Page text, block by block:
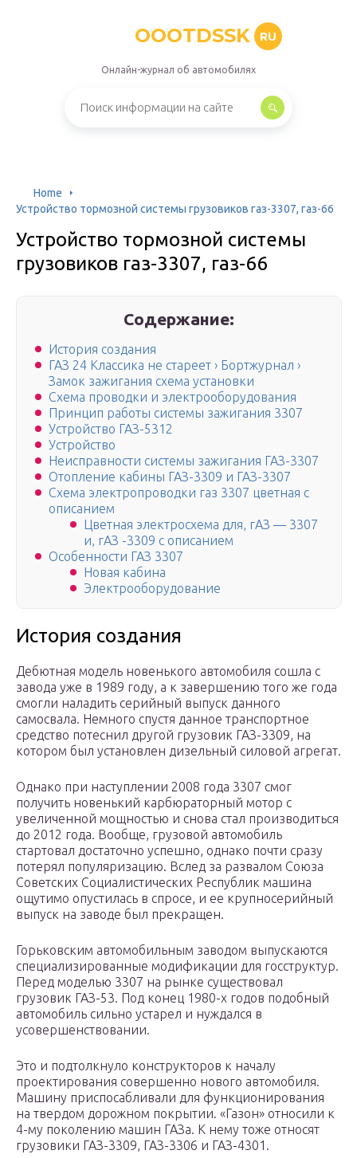
OOOTDSSK RU
Онлайн-журнал об автомобилях
Home
Устройство тормозной системы грузовиков газ-3307, газ-66
Устройство тормозной системы
грузовиков газ-3307, газ-66
Содержание:
История создания
ГАЗ 24 Классика не стареет › Бортжурнал ›
Замок зажигания схема установки
Схема проводки и электрооборудования
Принцип работы системы зажигания 3307
Устройство ГАЗ-5312
Устройство
Неисправности системы зажигания ГАЗ-3307
Отопление кабины ГАЗ-3309 и ГАЗ-3307
Схема электропроводки газ 3307 цветная с
описанием
Цветная электросхема для, гАЗ — 3307
и, гАЗ -3309 с описанием
Особенности ГАЗ 3307
Новая кабина
Электрооборудование
История создания
Дебютная модель новенького автомобиля сошла с
завода уже в 1989 году, а к завершению того же года
смогли наладить серийный выпуск данного
самосвала. Немного спустя данное транспортное
средство потеснил другой грузовик ГАЗ-3309, на
котором был установлен дизельный силовой агрегат.
Однако при наступлении 2008 года 3307 смог
получить новенький карбюраторный мотор с
увеличенной мощностью и снова стал производиться
до 2012 года. Вообще, грузовой автомобиль
стартовал достаточно успешно, однако почти сразу
потерял популяризацию. Вслед за развалом Союза
Советских Социалистических Республик машина
ощутимо опустилась в спросе, и ее крупносерийный
выпуск на заводе был прекращен.
Горьковским автомобильным заводом выпускаются
специализированные модификации для госструктур.
Перед моделью 3307 на рынке существовал
грузовик ГАЗ-53. Под конец 1980-х годов подобный
автомобиль сильно устарел и нуждался в
усовершенствовании.
Это и подтолкнуло конструкторов к началу
проектирования совершенно нового автомобиля.
Машину приспосабливали для функционирования
на твердом дорожном покрытии. «Газон» относили к
4-му поколению машин ГАЗа. К нему тоже относят
грузовики ГАЗ-3309, ГАЗ-3306 и ГАЗ-4301.